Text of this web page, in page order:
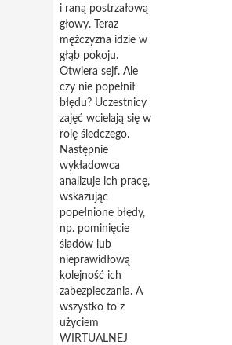
i raną postrzałową
głowy. Teraz
mężczyzna idzie w
głąb pokoju.
Otwiera sejf. Ale
czy nie popełnił
błędu? Uczestnicy
zajęć wcielają się w
rolę śledczego.
Następnie
wykładowca
analizuje ich pracę,
wskazując
popełnione błędy,
np. pominięcie
śladów lub
nieprawidłową
kolejność ich
zabezpieczania. A
wszystko to z
użyciem
WIRTUALNEJ